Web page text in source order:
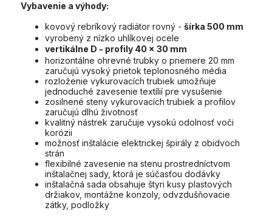
Vybavenie a výhody:
kovový rebríkový radiátor rovný - šírka 500 mm
vyrobený z nízko uhlíkovej ocele
vertikálne D - profily 40 x 30 mm
horizontálne ohrevné trubky o priemere 20 mm
zaručujú vysoký prietok teplonosného média
rozloženie vykurovacích trubiek umožňuje
jednoduché zavesenie textílií pre vysušenie
zosilnené steny vykurovacích trubiek a profilov
zaručujú dlhú životnosť
kvalitný nástrek zaručuje vysokú odolnosť voči
korózii
možnosť inštalácie elektrickej špirály z obidvoch
strán
flexibilné zavesenie na stenu prostredníctvom
inštalačnej sady, ktorá je súčasťou dodávky
inštalačná sada obsahuje štyri kusy plastových
držiakov, montážne konzoly, odvzdušňovacie
zátky, podložky